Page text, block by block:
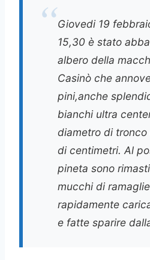
Giovedi 19
15,30 è stato
albero della
Casinò che
pini,anche
bianchi ultra
diametro di tronco
di centimetri. Al
pineta sono
mucchi di
rapidamente
e fatte sparire